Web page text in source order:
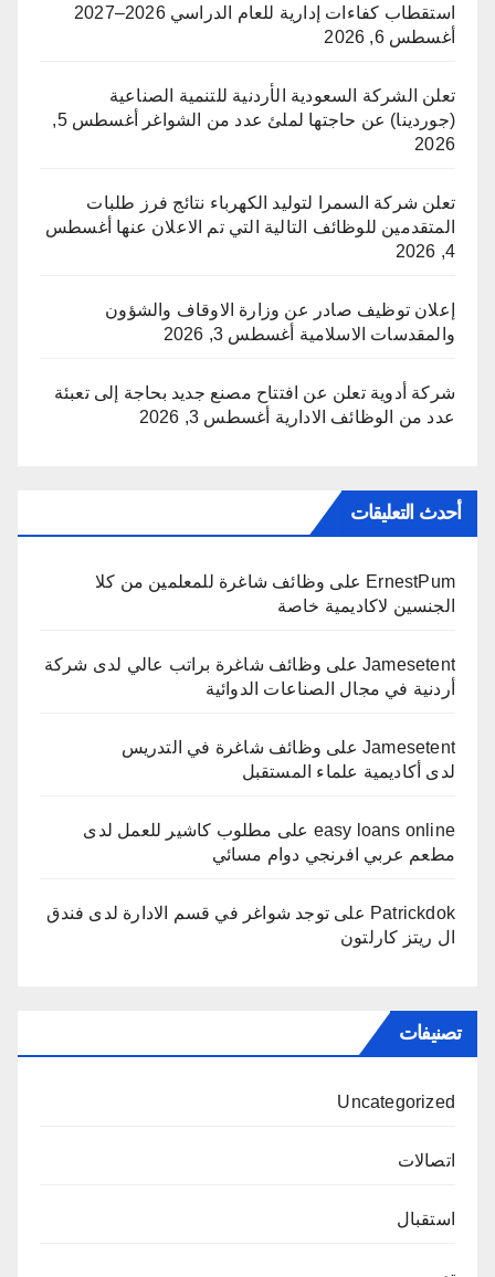
استقطاب كفاءات إدارية للعام الدراسي 2026–2027
أغسطس 6, 2026
تعلن الشركة السعودية الأردنية للتنمية الصناعية
(جوردينا) عن حاجتها لملئ عدد من الشواغر
أغسطس 5,
2026
تعلن شركة السمرا لتوليد الكهرباء نتائج فرز طلبات
المتقدمين للوظائف التالية التي تم الاعلان عنها أغسطس
4, 2026
إعلان توظيف صادر عن وزارة الاوقاف والشؤون
والمقدسات الاسلامية أغسطس 3, 2026
شركة أدوية تعلن عن افتتاح مصنع جديد بحاجة إلى تعبئة
عدد من الوظائف الادارية أغسطس 3, 2026
أحدث التعليقات
ErnestPum على وظائف شاغرة للمعلمين من كلا
الجنسين لاكاديمية خاصة
Jamesetent على وظائف شاغرة براتب عالي لدى شركة
أردنية في مجال الصناعات الدوائية
Jamesetent على وظائف شاغرة في التدريس
لدى أكاديمية علماء المستقبل
easy loans online على مطلوب كاشير للعمل لدى
مطعم عربي افرنجي دوام مسائي
Patrickdok على توجد شواغر في قسم الادارة لدى فندق
ال ريتز كارلتون
تصنيفات
Uncategorized
اتصالات
استقبال